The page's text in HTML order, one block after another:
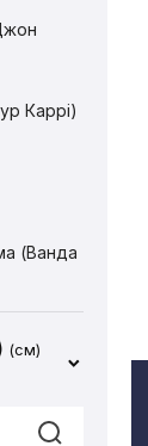
Каррі)
(Ванда
(см)